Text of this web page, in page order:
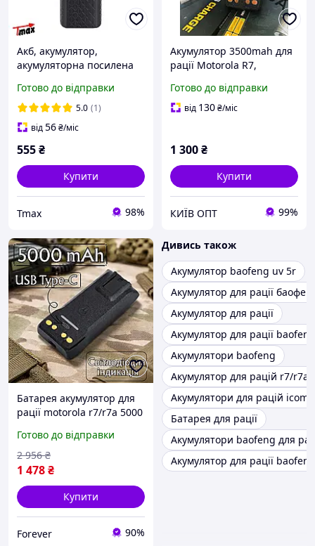
Акб, акумулятор,
акумуляторна посилена
UV-82 3800mAh!
Готово до відправки
5.0 (1)
від56₴/міс
555₴
Купити
Tmax 98%
Акумулятор 3500mah для
рації Motorola R7,
3500mAh для рації
Motorola R7, Батарея R7a
Готово до відправки
від 130₴/міс
1 300₴
Купити
КИЇВ ОПТ 99%
Батарея акумулятор для
рації motorola r7/r7a 5000
зарядний пристрій з
індикатором заряду,
моторола акумулятор
Готово до відправки
1 478₴
2 956 ₴
Купити
Forever 90%
Дивись також
Акумулятор baofeng uv 5r
Акумулятор для рації
Акумулятор для рації
Акумулятор для рації
Акумулятори baofeng
Акумулятор для рацій r7/r7a
Акумулятори для рацій icom
Батарея для рації
Акумулятори baofeng для
Акумулятор для рації